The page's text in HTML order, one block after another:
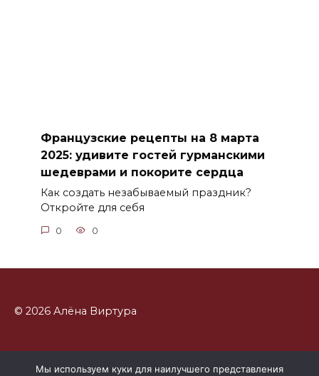
Французские рецепты на 8 марта
2025: удивите гостей гурманскими
шедеврами и покорите сердца
Как создать незабываемый праздник?
Откройте для себя
0 0
© 2026 Алёна Виртура
Мы используем куки для наилучшего представления